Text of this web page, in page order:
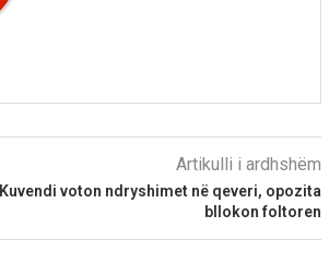
Artikulli i ardhshëm
Kuvendi voton ndryshimet në qeveri, opozita
bllokon foltoren